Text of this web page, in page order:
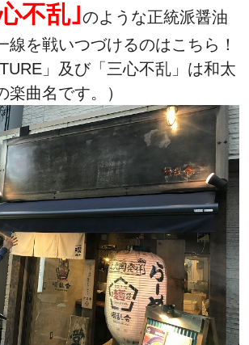
不乱｣のような正統派醤油
線を戦いつづけるのはこちら！
」及び「三心不乱」は和太
曲名です。）